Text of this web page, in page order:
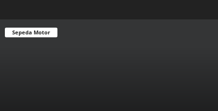
Sepeda Motor